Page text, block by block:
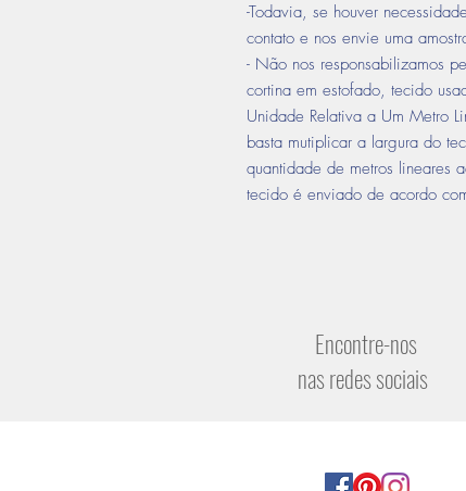
-Todavia, se houver
contato e nos envie uma
- Não nos responsabilizamos
cortina em estofado, tecido
Unidade Relativa a Um Metro
basta mutiplicar a largura do
quantidade de metros lineares
tecido é enviado de acordo
Encontre-nos
nas redes sociais